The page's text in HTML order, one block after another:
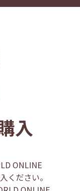
入
ONLINE
ください。